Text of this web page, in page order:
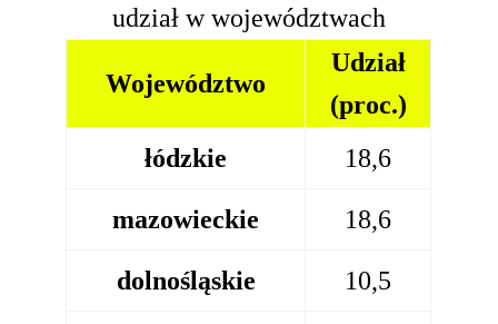
udział w województwach
Województwo
Udział
(proc.)
łódzkie
18,6
mazowieckie 18,6
dolnośląskie 10,5